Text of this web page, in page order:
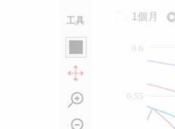
工具 1個月
0.6
0.55